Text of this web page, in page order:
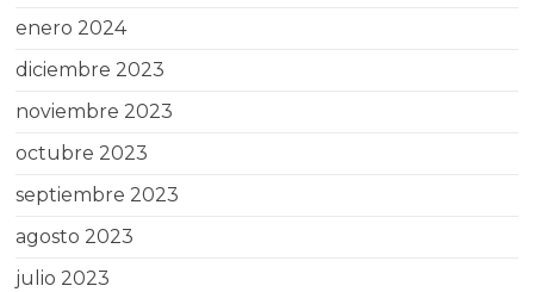
enero 2024
diciembre 2023
noviembre 2023
octubre 2023
septiembre 2023
agosto 2023
julio 2023